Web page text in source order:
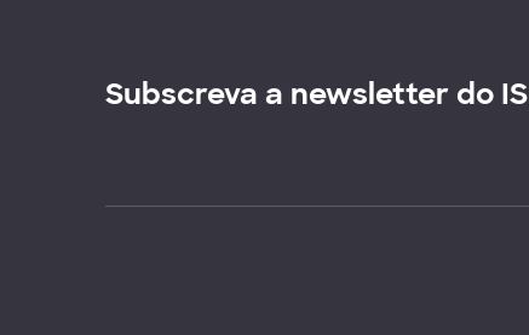
Subscreva a newsletter do